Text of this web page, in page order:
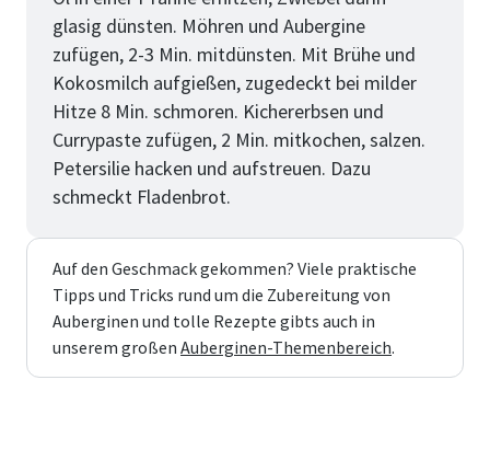
glasig dünsten. Möhren und Aubergine
zufügen, 2-3 Min. mitdünsten. Mit Brühe und
Kokosmilch aufgießen, zugedeckt bei milder
Hitze 8 Min. schmoren. Kichererbsen und
Currypaste zufügen, 2 Min. mitkochen, salzen.
Petersilie hacken und aufstreuen. Dazu
schmeckt Fladenbrot.
Auf den Geschmack gekommen? Viele praktische
Tipps und Tricks rund um die Zubereitung von
Auberginen und tolle Rezepte gibts auch in
unserem großen Auberginen-Themenbereich.